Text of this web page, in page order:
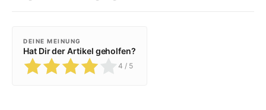
DEINE MEINUNG
Hat Dir der Artikel geholfen?
4 / 5